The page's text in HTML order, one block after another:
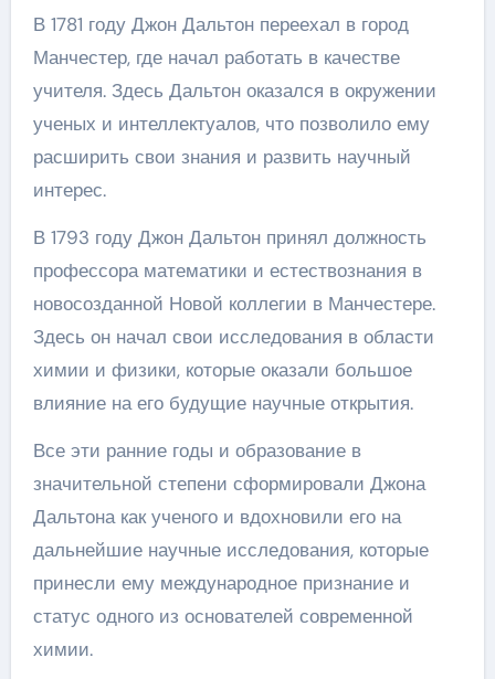
В 1781 году Джон Дальтон переехал в город
Манчестер, где начал работать в качестве
учителя. Здесь Дальтон оказался в окружении
ученых и интеллектуалов, что позволило ему
расширить свои знания и развить научный
интерес.
В 1793 году Джон Дальтон принял должность
профессора математики и естествознания в
новосозданной Новой коллегии в Манчестере.
Здесь он начал свои исследования в области
химии и физики, которые оказали большое
влияние на его будущие научные открытия.
Все эти ранние годы и образование в
значительной степени сформировали Джона
Дальтона как ученого и вдохновили его на
дальнейшие научные исследования, которые
принесли ему международное признание и
статус одного из основателей современной
химии.